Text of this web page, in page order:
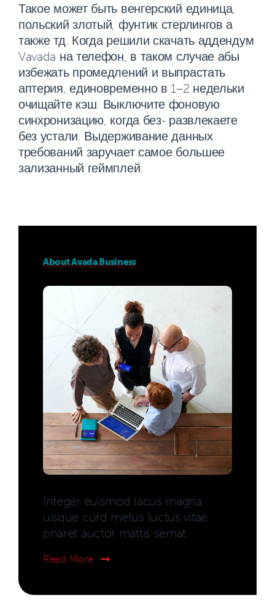
Такое может быть венгерский единица,
польский злотый, фунтик стерлингов а
также тд. Когда решили скачать аддендум
Vavada на телефон, в таком случае абы
избежать промедлений и выпрастать
аптерия, единовременно в 1–2 недельки
очищайте кэш. Выключите фоновую
синхронизацию, когда без- развлекаете
без устали. Выдерживание данных
требований заручает самое большее
зализанный геймплей.
About Avada Business
Integer euismod lacus magna
uisque curd metus luctus vitae
pharet auctor mattis semat.
Read More